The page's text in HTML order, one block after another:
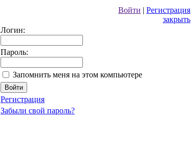
Войти | Регистрация
закрыть
Логин:
Пароль:
Запомнить меня на этом компьютере
Регистрация
Забыли свой пароль?